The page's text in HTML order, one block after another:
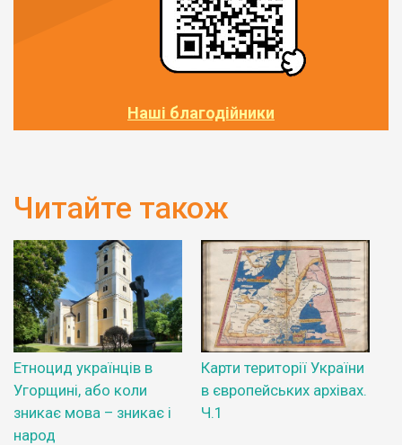
Наші благодійники
Читайте також
Етноцид українців в
Угорщині, або коли
зникає мова – зникає і
народ
Карти території України
в європейських архівах.
Ч.1